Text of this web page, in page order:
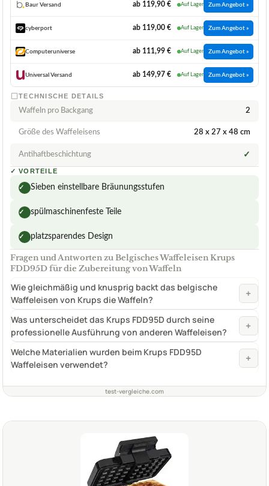
Baur Versand ab 119,90 € Auf Lager Zum Angebot »
cyberport ab 119,00 € Auf Lager Zum Angebot »
Computeruniverse ab 111,99 € Auf Lager Zum Angebot »
Universal Versand ab 149,97 € Auf Lager Zum Angebot »
TECHNISCHE DETAILS
Waffeln pro Backgang 2
Größe des Waffeleisens 28 x 27 x 48 cm
Antihaftbeschichtung ✓
✓ VORTEILE
✓ Sieben einstellbare Bräunungsstufen
✓ spülmaschinenfeste Teile
✓ platzsparendes Design
Fragen und Antworten zu Belgisches Waffeleisen Krups
FDD95D für die Zubereitung von Waffeln
Wie gleichmäßig und knusprig backt das belgische
Waffeleisen von Krups die Waffeln?
+
Was unterscheidet das Krups FDD95D durch seine
professionelle Ausführung von anderen Waffeleisen?
+
Welche Materialien wurden beim Krups FDD95D
Waffeleisen verwendet?
+
test-vergleiche.com